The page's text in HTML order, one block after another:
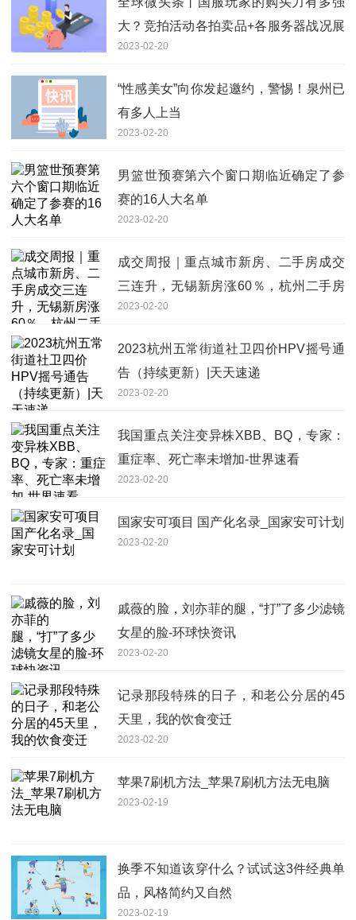
大？竞拍活动各拍卖品+各服务器战况展
示
2023-02-20
“性感美女”向你发起邀约，警惕！泉州已
有多人上当
2023-02-20
男篮世预赛第六个窗口期临近确定了参
赛的16人大名单
2023-02-20
成交周报｜重点城市新房、二手房成交
三连升，无锡新房涨60％，杭州二手房
涨36％ 天天热点评
2023-02-20
2023杭州五常街道社卫四价HPV摇号通
告（持续更新）|天天速递
2023-02-20
我国重点关注变异株XBB、BQ，专家：
重症率、死亡率未增加-世界速看
2023-02-20
国家安可项目 国产化名录_国家安可计划
2023-02-20
戚薇的脸，刘亦菲的腿，“打”了多少滤镜
女星的脸-环球快资讯
2023-02-20
记录那段特殊的日子，和老公分居的45
天里，我的饮食变迁
2023-02-20
苹果7刷机方法_苹果7刷机方法无电脑
2023-02-19
换季不知道该穿什么？试试这3件经典单
品，风格简约又自然
2023-02-19